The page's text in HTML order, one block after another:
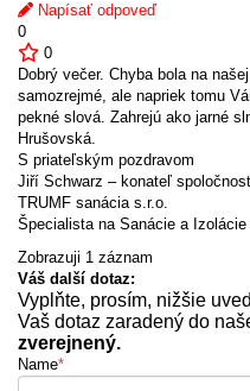
Napísať odpoveď
0
0
Dobrý večer. Chyba bola na
samozrejmé, ale napriek tomu
pekné slová. Zahrejú ako jarné
Hrušovská.
S priateľským pozdravom
Jiří Schwarz – konateľ
TRUMF sanácia s.r.o.
Špecialista na Sanácie a
Zobrazuji 1 záznam
Váš další dotaz:
Vyplňte, prosím, nižšie
Vaš dotaz zaradený do
zverejnený.
Name*